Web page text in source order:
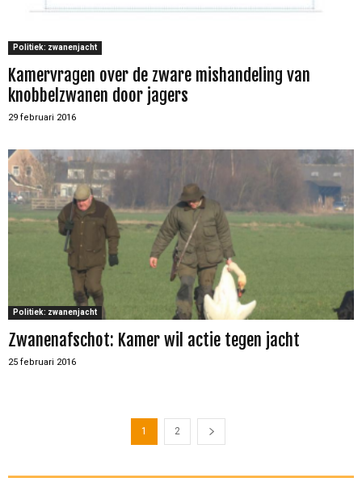
Politiek: zwanenjacht
Kamervragen over de zware mishandeling van
knobbelzwanen door jagers
29 februari 2016
Politiek: zwanenjacht
Zwanenafschot: Kamer wil actie tegen jacht
25 februari 2016
1 2